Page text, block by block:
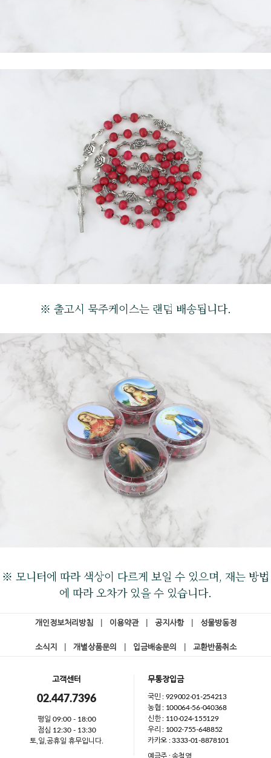
※ 출고시 묵주케이스는 랜덤 배송됩니다.
※ 모니터에 따라 색상이 다르게 보일 수 있으며, 재는 방법
에 따라 오차가 있을 수 있습니다.
개인정보처리방침 이용약관 공지사항 성물방동정
소식지 개별상품문의 입금배송문의 교환반품취소
고객센터
02.447.7396
평일 09:00 - 18:00
점심 12:30 - 13:30
토,일,공휴일 휴무입니다.
무통장입금
국민 : 929002-01-254213
농협 : 100064-56-040368
신한 : 110-024-155129
우리 : 1002-755-648852
카카오 : 3333-01-8878101
예금주 : 송철영